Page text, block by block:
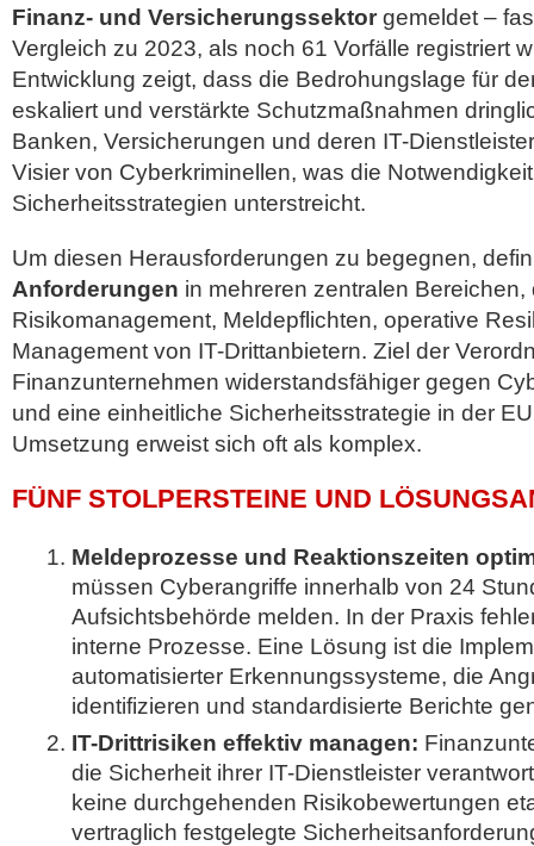
Finanz- und Versicherungssektor gemeldet –
Vergleich zu 2023, als noch 61 Vorfälle registriert
Entwicklung zeigt, dass die Bedrohungslage für
eskaliert und verstärkte Schutzmaßnahmen
Banken, Versicherungen und deren IT-
Visier von Cyberkriminellen, was die
Sicherheitsstrategien unterstreicht.
Um diesen Herausforderungen zu begegnen,
Anforderungen in mehreren zentralen Bereichen,
Risikomanagement, Meldepflichten, operative
Management von IT-Drittanbietern. Ziel der
Finanzunternehmen widerstandsfähiger gegen
und eine einheitliche Sicherheitsstrategie in der
Umsetzung erweist sich oft als komplex.
FÜNF STOLPERSTEINE UND
Meldeprozesse und Reaktionszeiten
müssen Cyberangriffe innerhalb von 24
Aufsichtsbehörde melden. In der Praxis
interne Prozesse. Eine Lösung ist die
automatisierter Erkennungssysteme, die
identifizieren und standardisierte Berichte
IT-Drittrisiken effektiv managen:
die Sicherheit ihrer IT-Dienstleister
keine durchgehenden Risikobewertungen
vertraglich festgelegte